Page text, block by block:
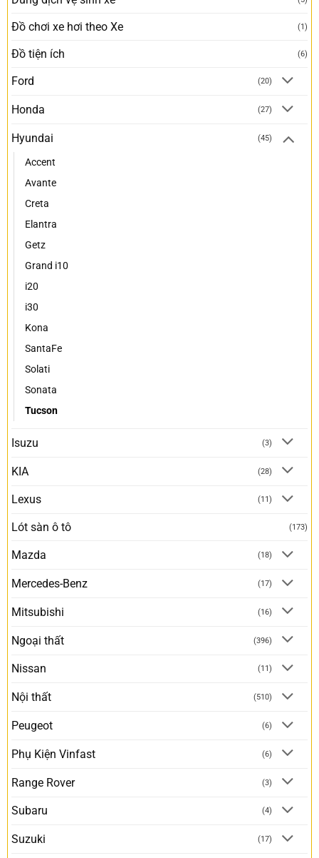
Đồ chơi xe hơi theo Xe (1)
Đồ tiện ích (6)
Ford (20)
Honda (27)
Hyundai (45)
Accent
Avante
Creta
Elantra
Getz
Grand i10
i20
i30
Kona
SantaFe
Solati
Sonata
Tucson
Isuzu (3)
KIA (28)
Lexus (11)
Lót sàn ô tô (173)
Mazda (18)
Mercedes-Benz (17)
Mitsubishi (16)
Ngoại thất (396)
Nissan (11)
Nội thất (510)
Peugeot (6)
Phụ Kiện Vinfast (6)
Range Rover (3)
Subaru (4)
Suzuki (17)